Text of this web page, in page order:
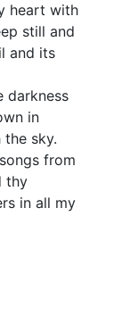
heart with
still and
and its
darkness
in
sky.
from
thy
in all my